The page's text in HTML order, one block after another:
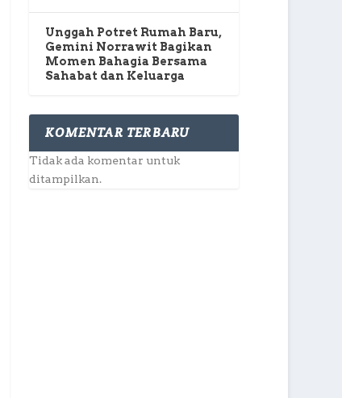
Unggah Potret Rumah Baru,
Gemini Norrawit Bagikan
Momen Bahagia Bersama
Sahabat dan Keluarga
KOMENTAR TERBARU
Tidak ada komentar untuk
ditampilkan.